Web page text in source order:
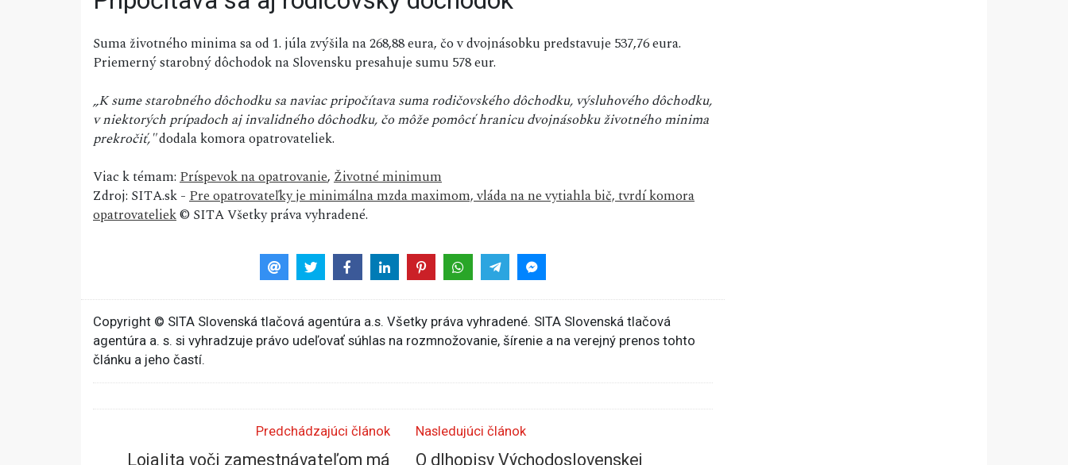
Suma životného minima sa od 1. júla zvýšila na 268,88 eura, čo v dvojnásobku predstavuje 537,76 eura.
Priemerný starobný dôchodok na Slovensku presahuje sumu 578 eur.
„K sume starobného dôchodku sa naviac pripočítava suma rodičovského dôchodku, výsluhového dôchodku,
v niektorých prípadoch aj invalidného dôchodku, čo môže pomôcť hranicu dvojnásobku životného minima
prekročiť,"dodala komora opatrovateliek.
Viac k témam:Príspevok na opatrovanie,Životné minimum
Zdroj: SITA.sk -Pre opatrovateľky je minimálna mzda maximom, vláda na ne vytiahla bič, tvrdí komora
opatrovateliek© SITA Všetky práva vyhradené.
Copyright © SITA Slovenská tlačová agentúra a.s. Všetky práva vyhradené. SITA Slovenská tlačová
agentúra a. s. si vyhradzuje právo udeľovať súhlas na rozmnožovanie, šírenie a na verejný prenos tohto
článku a jeho častí.
Predchádzajúci článok
Lojalita voči zamestnávateľom má
Nasledujúci článok
O dlhopisy Východoslovenskej